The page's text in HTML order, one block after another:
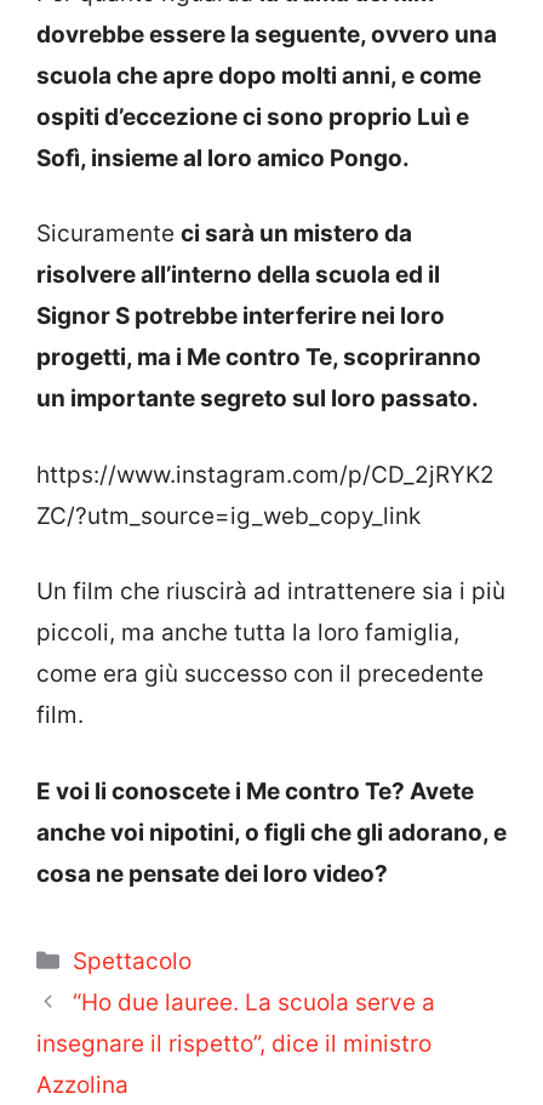
dovrebbe essere la seguente, ovvero una
scuola che apre dopo molti anni, e come
ospiti d’eccezione ci sono proprio Luì e
Sofì, insieme al loro amico Pongo.
Sicuramente ci sarà un mistero da
risolvere all’interno della scuola ed il
Signor S potrebbe interferire nei loro
progetti, ma i Me contro Te, scopriranno
un importante segreto sul loro passato.
https://www.instagram.com/p/CD_2jRYK2
ZC/?utm_source=ig_web_copy_link
Un film che riuscirà ad intrattenere sia i più
piccoli, ma anche tutta la loro famiglia,
come era giù successo con il precedente
film.
E voi li conoscete i Me contro Te? Avete
anche voi nipotini, o figli che gli adorano, e
cosa ne pensate dei loro video?
Categorie
Spettacolo
“Ho due lauree. La scuola serve a
insegnare il rispetto”, dice il ministro
Azzolina